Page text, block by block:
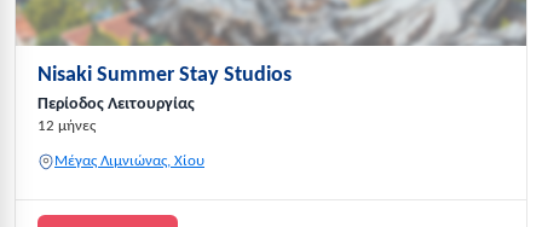
Nisaki Summer Stay Studios
Περίοδος Λειτουργίας
12 μήνες
Μέγας Λιμνιώνας, Χίου